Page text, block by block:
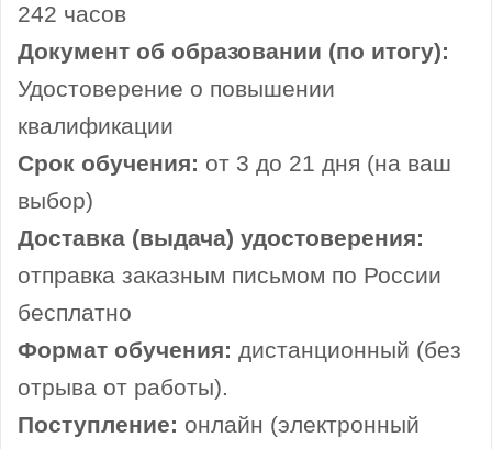
242 часов
Документ об образовании (по итогу):
Удостоверение о повышении
квалификации
Срок обучения: от 3 до 21 дня (на ваш
выбор)
Доставка (выдача) удостоверения:
отправка заказным письмом по России
бесплатно
Формат обучения: дистанционный (без
отрыва от работы).
Поступление: онлайн (электронный